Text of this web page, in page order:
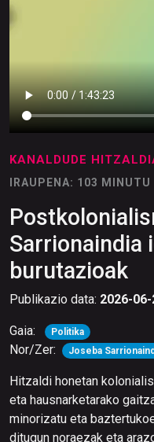
KANALDUDE
IRAUPENA: 103 MINUTU
Sarrionaindia
burutazioak
Publikazio data: 2026-
Gaia: Politika
Nor/Zer: Joseba
Hitzaldi honetan
eta hausnarketarako
minorizatu eta
ditugun noraezak eta